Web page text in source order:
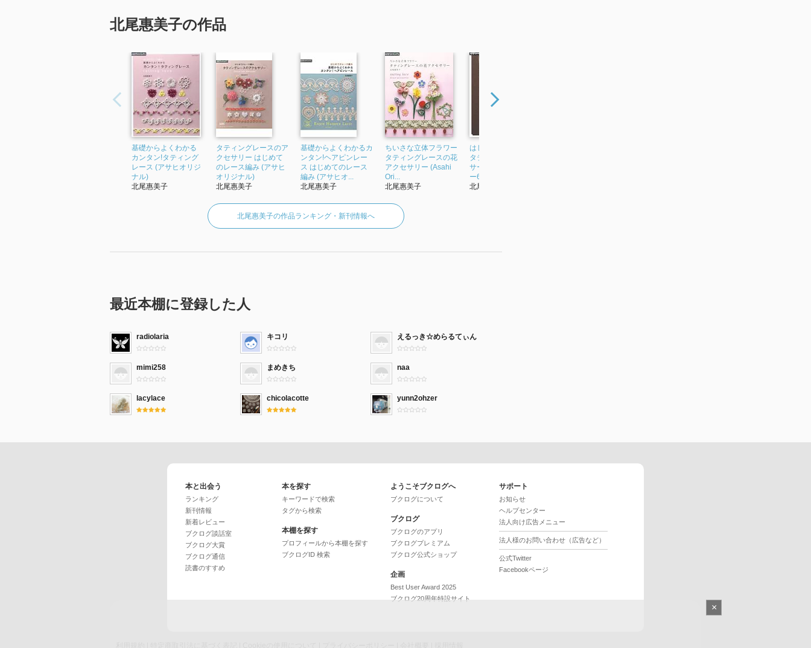
北尾惠美子の作品
基礎からよくわかる
カンタン!タティング
レース (アサヒオリジ
ナル)
北尾惠美子
タティングレースのア
クセサリー はじめて
のレース編み (アサヒ
オリジナル)
北尾惠美子
基礎からよくわかるカ
ンタン!ヘアピンレー
ス はじめてのレース
編み (アサヒオ...
北尾惠美子
ちいさな立体フラワー
タティングレースの花
アクセサリー (Asahi
Ori...
北尾惠美子
はじめてのレース編み
タティングレースのコ
サージュ&アクセサリ
ー63+20 増...
北尾惠美子
北尾惠美子の作品ランキング・新刊情報へ
最近本棚に登録した人
radiolaria キコリ えるっき☆めらるてぃん
mimi258 まめきち naa
lacylace chicolacotte yunn2ohzer
本と出会う
ランキング
新刊情報
新着レビュー
ブクログ談話室
ブクログ大賞
ブクログ通信
読書のすすめ
本を探す
キーワードで検索
タグから検索
本棚を探す
プロフィールから本棚を探す
ブクログID 検索
ようこそブクログへ
ブクログについて
ブクログ
ブクログのアプリ
ブクログプレミアム
ブクログ公式ショップ
企画
Best User Award 2025
ブクログ20周年特設サイト
サポート
お知らせ
ヘルプセンター
法人向け広告メニュー
法人様のお問い合わせ（広告など）
公式Twitter
Facebookページ
×